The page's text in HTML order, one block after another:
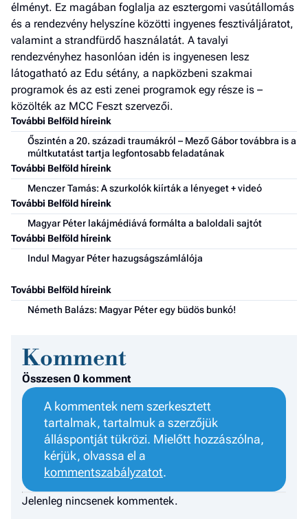
élményt. Ez magában foglalja az esztergomi vasútállomás
és a rendezvény helyszíne közötti ingyenes fesztiváljáratot,
valamint a strandfürdő használatát. A tavalyi
rendezvényhez hasonlóan idén is ingyenesen lesz
látogatható az Edu sétány, a napközbeni szakmai
programok és az esti zenei programok egy része is –
közölték az MCC Feszt szervezői.
További Belföld híreink
Őszintén a 20. századi traumákról – Mező Gábor továbbra is a
múltkutatást tartja legfontosabb feladatának
További Belföld híreink
Menczer Tamás: A szurkolók kiírták a lényeget + videó
További Belföld híreink
Magyar Péter lakájmédiává formálta a baloldali sajtót
További Belföld híreink
Indul Magyar Péter hazugságszámlálója
További Belföld híreink
Németh Balázs: Magyar Péter egy büdös bunkó!
Komment
Összesen 0 komment
A kommentek nem szerkesztett
tartalmak, tartalmuk a szerzőjük
álláspontját tükrözi. Mielőtt hozzászólna,
kérjük, olvassa el a
kommentszabályzatot.
Jelenleg nincsenek kommentek.